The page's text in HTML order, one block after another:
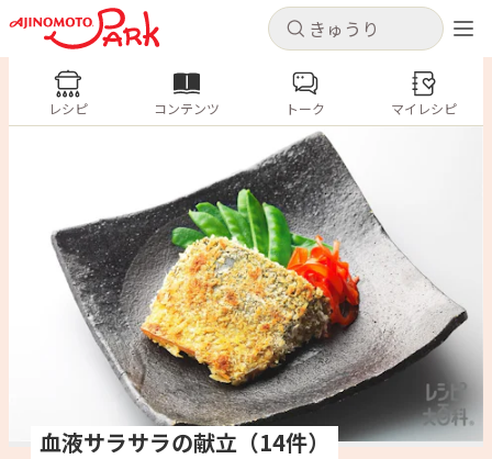
キャンセル
ログインするとレシピを保存できます
新規登録
ホーム
コンテンツ
レシピ
トーク
キャンセル
レシピ コンテンツ
人気の食材・レシピ
きゅうり なす トマト
とうもろこし
ピーマン
みょうが ゴーヤ
レシピ コンテンツ トーク マイレシピ
血液サラサラの献立（14件）